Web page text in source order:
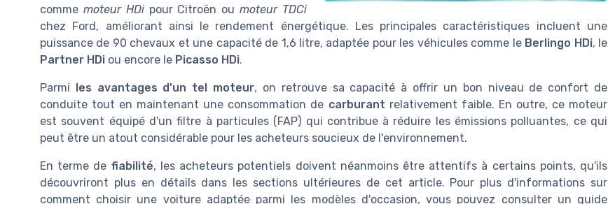
comme moteur HDipour Citroën oumoteur TDCi
chez Ford, améliorant ainsi le rendement énergétique. Les principales caractéristiques incluent une
puissance de 90 chevaux et une capacité de 1,6 litre, adaptée pour les véhicules comme le Berlingo HDi, le
Partner HDi ou encore le Picasso HDi.
Parmi les avantages d'un tel moteur, on retrouve sa capacité à offrir un bon niveau de confort de
conduite tout en maintenant une consommation de carburant relativement faible. En outre, ce moteur
est souvent équipé d'un filtre à particules (FAP) qui contribue à réduire les émissions polluantes, ce qui
peut être un atout considérable pour les acheteurs soucieux de l'environnement.
En terme de fiabilité, les acheteurs potentiels doivent néanmoins être attentifs à certains points, qu'ils
découvriront plus en détails dans les sections ultérieures de cet article. Pour plus d'informations sur
comment choisir une voiture adaptée parmi les modèles d'occasion, vous pouvez consulter un guide